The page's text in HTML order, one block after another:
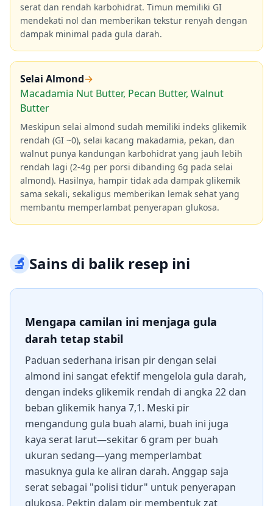
serat dan rendah karbohidrat. Timun memiliki GI
mendekati nol dan memberikan tekstur renyah dengan
dampak minimal pada gula darah.
Selai Almond→
Macadamia Nut Butter, Pecan Butter, Walnut
Butter
Meskipun selai almond sudah memiliki indeks glikemik
rendah (GI ~0), selai kacang makadamia, pekan, dan
walnut punya kandungan karbohidrat yang jauh lebih
rendah lagi (2-4g per porsi dibanding 6g pada selai
almond). Hasilnya, hampir tidak ada dampak glikemik
sama sekali, sekaligus memberikan lemak sehat yang
membantu memperlambat penyerapan glukosa.
🔬Sains di balik resep ini
Mengapa camilan ini menjaga gula
darah tetap stabil
Paduan sederhana irisan pir dengan selai
almond ini sangat efektif mengelola gula darah,
dengan indeks glikemik rendah di angka 22 dan
beban glikemik hanya 7,1. Meski pir
mengandung gula buah alami, buah ini juga
kaya serat larut—sekitar 6 gram per buah
ukuran sedang—yang memperlambat
masuknya gula ke aliran darah. Anggap saja
serat sebagai "polisi tidur" untuk penyerapan
glukosa. Pektin dalam pir membentuk zat